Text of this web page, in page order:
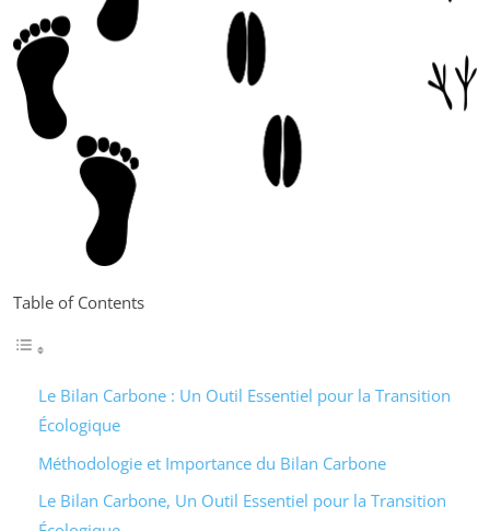
Table of Contents
Le Bilan Carbone : Un Outil Essentiel pour la Transition
Écologique
Méthodologie et Importance du Bilan Carbone
Le Bilan Carbone, Un Outil Essentiel pour la Transition